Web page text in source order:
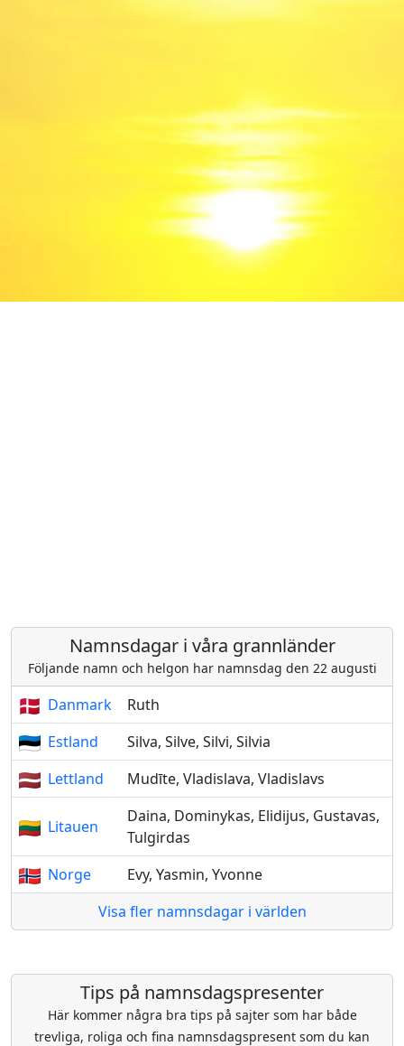
Namnsdagar i våra grannländer
Följande namn och helgon har namnsdag den 22 augusti
Danmark
Ruth
Estland
Silva, Silve, Silvi, Silvia
Lettland
Mudīte, Vladislava, Vladislavs
Litauen
Daina, Dominykas, Elidijus, Gustavas,
Tulgirdas
Norge
Evy, Yasmin, Yvonne
Visa fler namnsdagar i världen
Tips på namnsdagspresenter
Här kommer några bra tips på sajter som har både
trevliga, roliga och fina namnsdagspresent som du kan